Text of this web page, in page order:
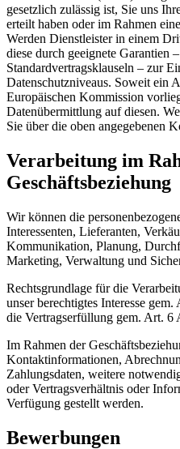
gesetzlich zulässig ist, Sie uns
erteilt haben oder im Rahmen
Werden Dienstleister in einem
diese durch geeignete Garantien
Standardvertragsklauseln – zur
Datenschutzniveaus. Soweit ein
Europäischen Kommission
Datenübermittlung auf diesen.
Sie über die oben angegebenen
Verarbeitung im
Geschäftsbeziehung
Wir können die
Interessenten, Lieferanten,
Kommunikation, Planung,
Marketing, Verwaltung und
Rechtsgrundlage für die
unser berechtigtes Interesse
die Vertragserfüllung gem. Art.
Im Rahmen der
Kontaktinformationen,
Zahlungsdaten, weitere
oder Vertragsverhältnis oder
Verfügung gestellt werden.
Bewerbungen